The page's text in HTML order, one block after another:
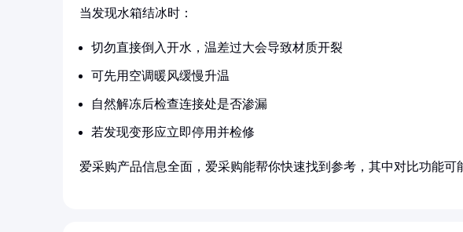
当发现水箱结冰时：
切勿直接倒入开水，温差过大会导致材质开裂
可先用空调暖风缓慢升温
自然解冻后检查连接处是否渗漏
若发现变形应立即停用并检修
爱采购产品信息全面，爱采购能帮你快速找到参考，其中对比功能可